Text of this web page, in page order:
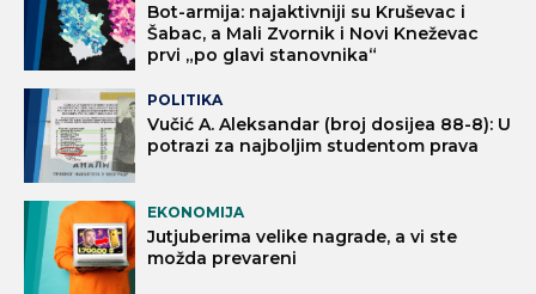
Bot-armija: najaktivniji su Kruševac i
Šabac, a Mali Zvornik i Novi Kneževac
prvi „po glavi stanovnika“
POLITIKA
Vučić A. Aleksandar (broj dosijea 88-8): U
potrazi za najboljim studentom prava
EKONOMIJA
Jutjuberima velike nagrade, a vi ste
možda prevareni